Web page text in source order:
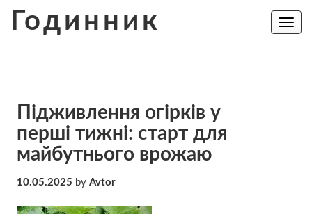
Годинник
Toggle
Підживлення огірків у
перші тижні: старт для
майбутнього врожаю
10.05.2025 by Avtor